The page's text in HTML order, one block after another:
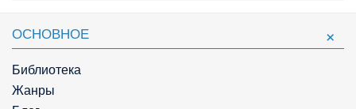
ОСНОВНОЕ
Библиотека
Жанры